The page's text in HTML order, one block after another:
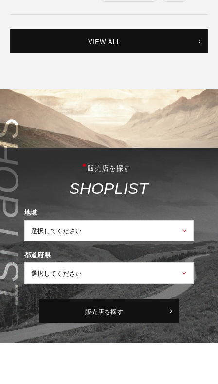
VIEW ALL
販売店を探す
SHOPLIST
地域
都道府県
販売店を探す